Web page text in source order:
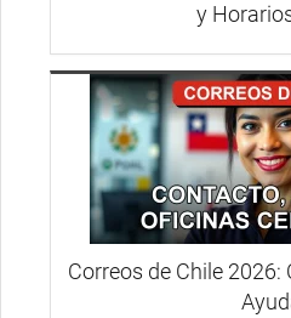
y
Correos de Chile